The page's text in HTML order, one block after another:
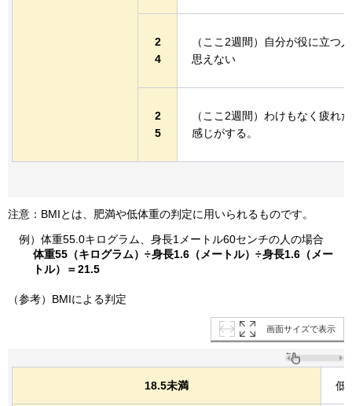
2
4
（ここ2週間）自分が役に立つ
思えない
2
5
（ここ2週間）わけもなく疲れ
感じがする。
注意：BMIとは、肥満や低体重の判定に用いられるものです。
例）体重55.0キログラム、身長1メートル60センチの人の場合
体重55（キログラム）÷身長1.6（メートル）÷身長1.6（メー
トル）＝21.5
（参考）BMIによる判定
画面サイズで表示
18.5未満 低